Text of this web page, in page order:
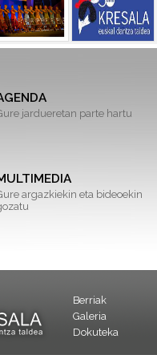
jardueretan parte hartu
argazkiekin eta bideoekin
Berriak
Galeria
Dokuteka